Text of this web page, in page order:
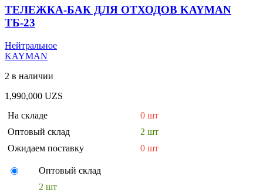
ТЕЛЕЖКА-БАК ДЛЯ ОТХОДОВ KAYMAN
ТБ-23
Нейтральное
KAYMAN
2 в наличии
1,990,000 UZS
На складе
0 шт
Оптовый склад
2 шт
Ожидаем поставку
0 шт
Оптовый склад
2 шт